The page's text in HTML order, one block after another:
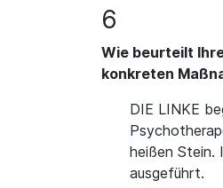
6
Wie beurteilt
konkreten
DIE LINKE
heißen Stein.
ausgeführt.